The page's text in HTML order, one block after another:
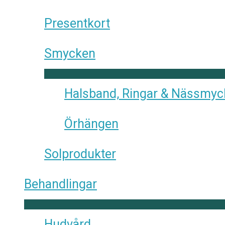
Presentkort
Smycken
Halsband, Ringar &
Örhängen
Solprodukter
Behandlingar